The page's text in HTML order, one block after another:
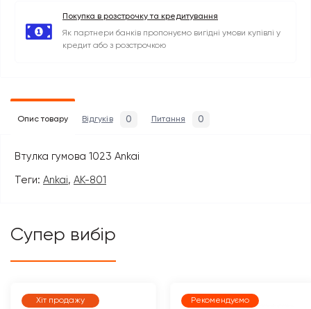
Покупка в розстрочку та кредитування
Як партнери банків пропонуємо вигідні умови купівлі у
кредит або з розстрочкою
Опис товару Відгуків 0 Питання 0
Втулка гумова 1023 Ankai
Теги: Ankai, AK-801
Супер вибір
Хіт продажу Рекомендуємо